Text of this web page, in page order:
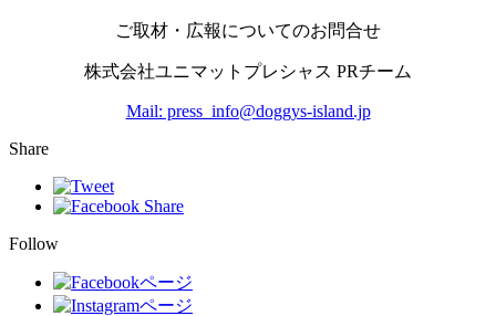
ご取材・広報についてのお問合せ
株式会社ユニマットプレシャス PRチーム
Mail: press_info@doggys-island.jp
Share
Follow